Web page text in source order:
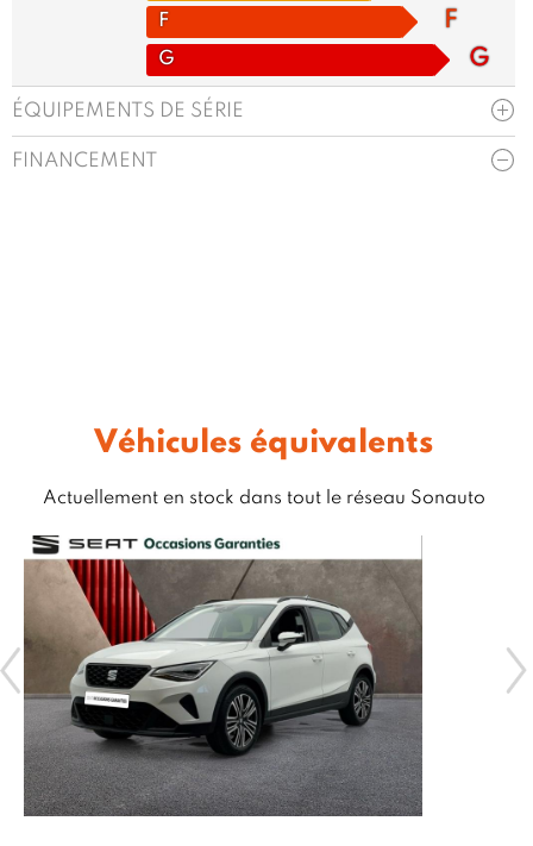
F F
G G
ÉQUIPEMENTS DE SÉRIE
FINANCEMENT
Véhicules équivalents
Actuellement en stock dans tout le réseau Sonauto